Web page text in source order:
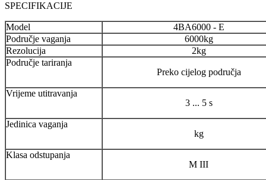
SPECIFIKACIJE
Model
4BA6000 - E
Područje vaganja
6000kg
Rezolucija
2kg
Područje tariranja
Preko cijelog područja
Vrijeme utitravanja
3 ... 5 s
Jedinica vaganja
kg
Klasa odstupanja
M III